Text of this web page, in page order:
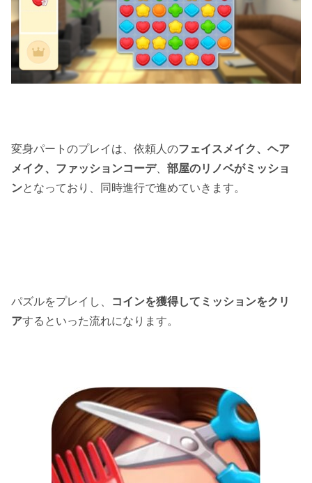
変身パートのプレイは、依頼人のフェイスメイク、ヘア
メイク、ファッションコーデ、部屋のリノベがミッショ
ンとなっており、同時進行で進めていきます。
パズルをプレイし、 コインを獲得してミッションをクリ
アするといった流れになります。